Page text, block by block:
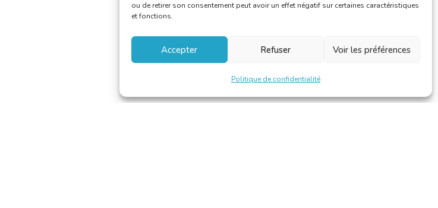
ou de retirer son consentement peut avoir un effet négatif sur certaines caractéristiques
et fonctions.
Accepter Refuser Voir les préférences
Politique de confidentialité